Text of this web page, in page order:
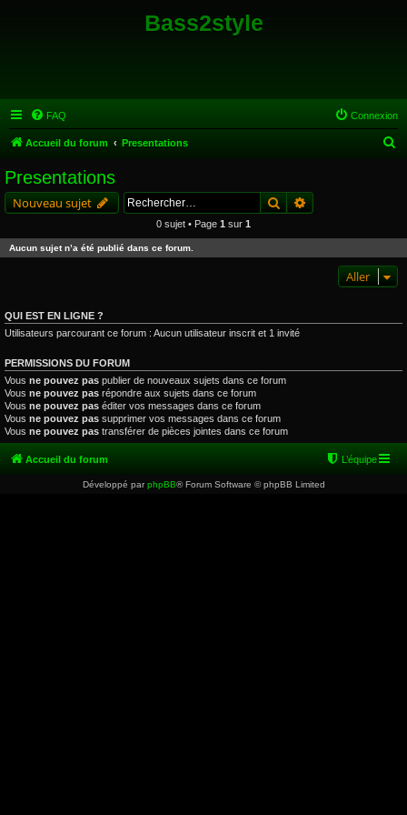
Bass2style
FAQ Connexion
Accueil du forum Presentations
Presentations
Nouveau sujet RechercherRecherche
0 sujet • Page 1 sur 1
Aucun sujet n’a été publié dans ce forum.
Aller
QUI EST EN LIGNE ?
Utilisateurs parcourant ce forum : Aucun utilisateur inscrit et 1 invité
PERMISSIONS DU FORUM
Vous ne pouvez pas publier de nouveaux sujets dans ce forum
Vous ne pouvez pas répondre aux sujets dans ce forum
Vous ne pouvez pas éditer vos messages dans ce forum
Vous ne pouvez pas supprimer vos messages dans ce forum
Vous ne pouvez pas transférer de pièces jointes dans ce forum
Accueil du forum L’équipe
Développé parphpBB® Forum Software © phpBB Limited